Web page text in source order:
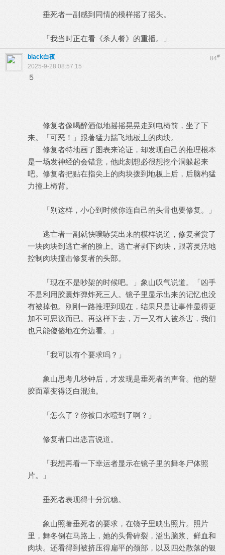
垂死者一副感到同情的模样摇了摇头。
「我当时正在看《杀人餐》的重播。」
84#
black白夜
2025-9-28 08:57:15
５
修复者像喝醉酒似地摇摇晃晃走到电椅前，坐了下
来。「可恶！」跟著猛力踹飞地板上的肉块。
修复者特地画了图表来论证，却发现自己的推理根本
是一场发神经的会错意，他此刻想必很想挖个洞躲起来
吧。修复者把贴在指尖上的肉块拨到地板上后，后脑杓猛
力撞上椅背。
「别这样，小心到时候你连自己的头骨也要修复。」
逃亡者一副就快噗哧笑出来的模样说道，修复者赏了
一块肉块到逃亡者的脸上。逃亡者剥下肉块，跟著灵活地
控制肉块撞击修复者的头部。
「现在不是吵架的时候吧。」象山叹气说道。「凶手
不是利用胶囊炸弹炸死三人。镜子里显示出来的记忆也没
有被掉包。刚刚一路推理到现在，结果只是让事件显得更
加不可思议而已。再这样下去，万一又有人被杀害，我们
也只能傻傻地在旁边看。」
「我可以有个要求吗？」
象山思考几秒钟后，才发现是垂死者的声音。他的塑
胶面罩变得泛白混浊。
「怎么了？你被口水噎到了啊？」
修复者口出恶言说道。
「我想再看一下幸运者显示在镜子里的舞冬尸体照
片。」
垂死者表现得十分沉稳。
象山照著垂死者的要求，在镜子里映出照片。照片
里，舞冬倒在马路上，她的头骨碎裂，溢出脑浆、鲜血和
肉块。还看得到被挤压得扁平的颈部，以及四处散落的银